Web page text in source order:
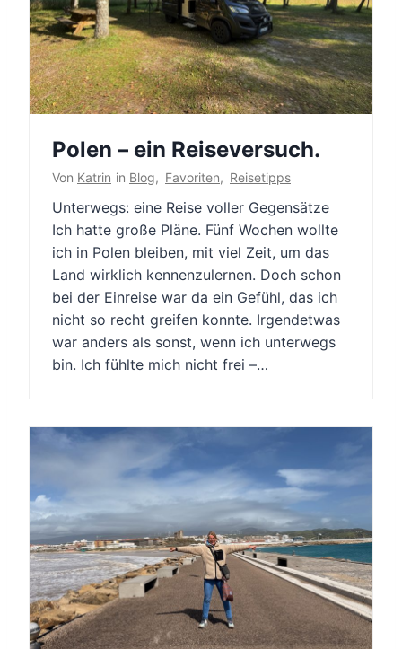
Polen – ein Reiseversuch.
Von Katrin in Blog, Favoriten, Reisetipps
Unterwegs: eine Reise voller Gegensätze
Ich hatte große Pläne. Fünf Wochen wollte
ich in Polen bleiben, mit viel Zeit, um das
Land wirklich kennenzulernen. Doch schon
bei der Einreise war da ein Gefühl, das ich
nicht so recht greifen konnte. Irgendetwas
war anders als sonst, wenn ich unterwegs
bin. Ich fühlte mich nicht frei –…